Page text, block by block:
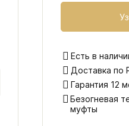
Есть в
Доставка по
Гарантия 12
Безогневая
муфты